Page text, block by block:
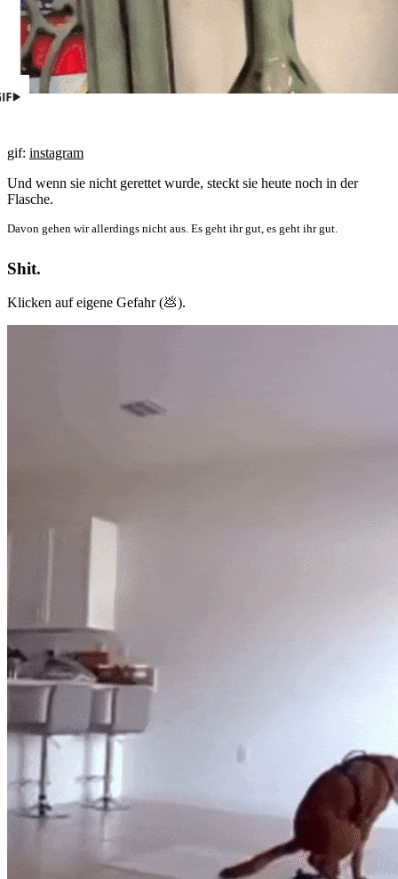
gif: instagram
Und wenn sie nicht gerettet wurde, steckt sie heute noch in der
Flasche.
Davon gehen wir allerdings nicht aus. Es geht ihr gut, es geht ihr gut.
Shit.
Klicken auf eigene Gefahr (💩).